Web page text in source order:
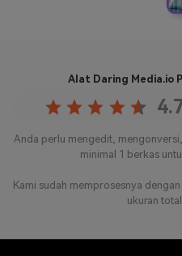
Alat Daring Media.io
Anda perlu mengedit,
minimal 1 berkas
Kami sudah memprosesnya
ukuran total